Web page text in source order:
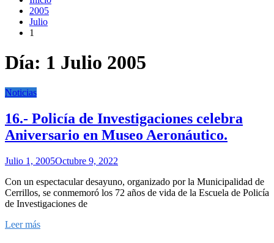
2005
Julio
1
Día: 1 Julio 2005
Noticias
16.- Policía de Investigaciones celebra
Aniversario en Museo Aeronáutico.
Julio 1, 2005Octubre 9, 2022
Con un espectacular desayuno, organizado por la Municipalidad de
Cerrillos, se conmemoró los 72 años de vida de la Escuela de Policía
de Investigaciones de
Leer más